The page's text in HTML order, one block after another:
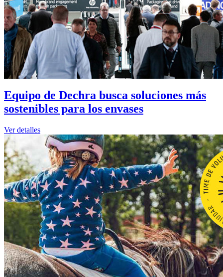
Equipo de Dechra busca soluciones más
sostenibles para los envases
Ver detalles